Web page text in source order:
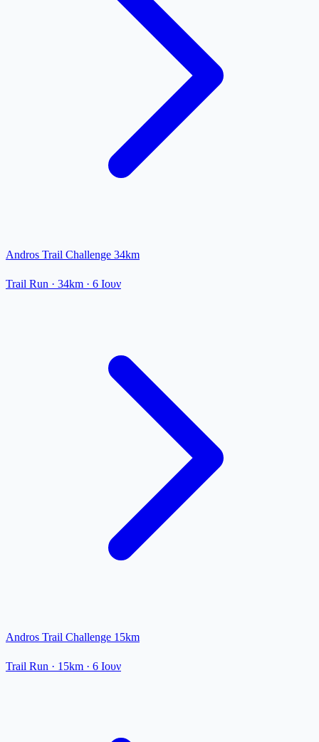
Andros Trail Challenge 34km
Trail Run · 34km · 6 Ιουν
Andros Trail Challenge 15km
Trail Run · 15km · 6 Ιουν